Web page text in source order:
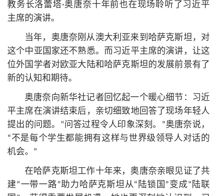
教务长洛蕾塔·奥唐奈十年前也在现场聆听了习近平
主席的演讲。
当年，奥唐奈刚从澳大利亚来到哈萨克斯坦，对
这个中亚国家还不熟悉。而习近平主席的演讲，让这
位外国学者对欧亚大陆和哈萨克斯坦的发展前景有了
新的认知和期待。
奥唐奈向新华社记者回忆起一个暖心细节：习近
平主席在演讲结束后，亲切细致地回答了现场年轻人
提出的问题。“问答过程令人印象深刻。”奥唐奈说，
“不是每个学生都能拥有这样与世界级领导人对话的
机会。”
在哈萨克斯坦工作十年来，奥唐奈亲眼见证了共
建“一带一路”助力哈萨克斯坦从“陆锁国”变成“陆联